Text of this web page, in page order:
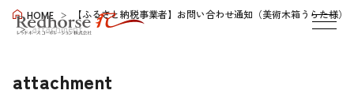
HOME
【ふるさと納税事業者】お問い合わせ通知（美術木箱うらた様）
attachment
attachment